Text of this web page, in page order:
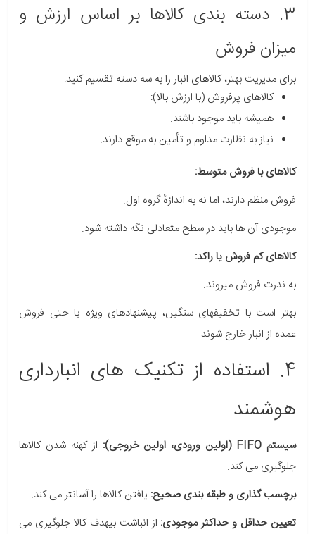
3. دسته بندی کالاها بر اساس ارزش و
میزان فروش
برای مدیریت بهتر، کالاهای انبار را به سه دسته تقسیم کنید:
کالاهای پرفروش (با ارزش بالا):
همیشه باید موجود باشند.
نیاز به نظارت مداوم و تأمین به موقع دارند.
کالاهای با فروش متوسط:
فروش منظم دارند، اما نه به اندازهٔ گروه اول.
موجودی آن ها باید در سطح متعادلی نگه داشته شود.
کالاهای کم فروش یا راکد:
به ندرت فروش میروند.
بهتر است با تخفیفهای سنگین، پیشنهادهای ویژه یا حتی فروش
عمده از انبار خارج شوند.
4. استفاده از تکنیک های انبارداری
هوشمند
سیستم FIFO (اولین ورودی، اولین خروجی):
از کهنه شدن کالاها
جلوگیری می کند.
برچسب گذاری و طبقه بندی صحیح: یافتن کالاها را آسانتر می کند.
تعیین حداقل و حداکثر موجودی: از انباشت بیهدف کالا جلوگیری می